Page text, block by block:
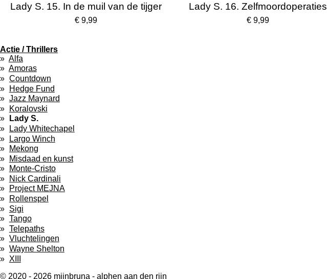
Lady S. 15. In de muil van de tijger
€ 9,99
Lady S. 16. Zelfmoordoperaties
€ 9,99
Actie / Thrillers
Alfa
Amoras
Countdown
Hedge Fund
Jazz Maynard
Koralovski
Lady S.
Lady Whitechapel
Largo Winch
Mekong
Misdaad en kunst
Monte-Cristo
Nick Cardinali
Project MEJNA
Rollenspel
Sigi
Tango
Telepaths
Vluchtelingen
Wayne Shelton
XIII
© 2020 - 2026 mijnbruna - alphen aan den rijn